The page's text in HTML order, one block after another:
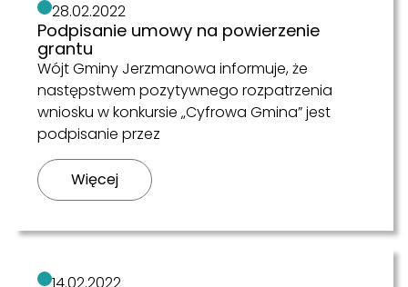
28.02.2022
Podpisanie umowy na powierzenie
grantu
Wójt Gminy Jerzmanowa informuje, że
następstwem pozytywnego rozpatrzenia
wniosku w konkursie „Cyfrowa Gmina” jest
podpisanie przez
Więcej
14.02.2022